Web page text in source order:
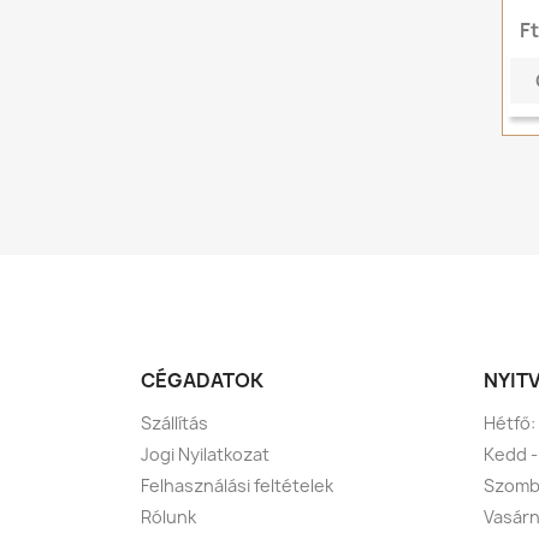
CÉGADATOK
Szállítás
Jogi Nyilatkozat
Felhasználási feltételek
Rólunk
Hétfő:
Kedd